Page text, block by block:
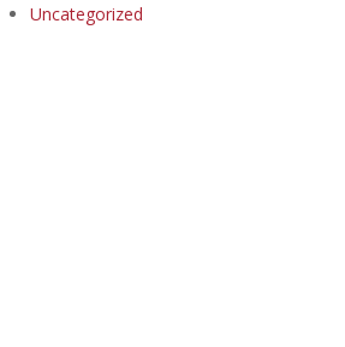
Uncategorized